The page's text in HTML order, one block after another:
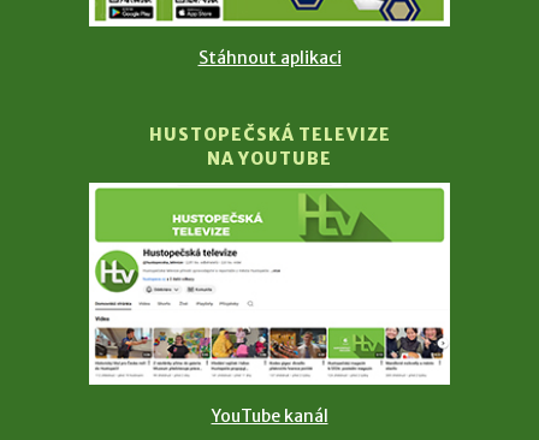
Stáhnout aplikaci
HUSTOPEČSKÁ TELEVIZE
NA YOUTUBE
YouTube kanál